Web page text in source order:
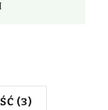
(3)